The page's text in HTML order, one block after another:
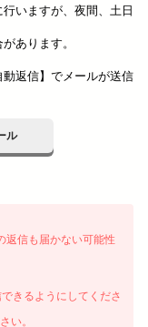
いますが、夜間、土日
あります。
返信】でメールが送信
ル
返信も届かない可能性
きるようにしてくださ
い。